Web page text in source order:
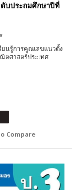
บประถมศึกษาปีที่
นรู้การคูณเลขแนวตั้ง
ตศาสตร์ประเทศ
Compare